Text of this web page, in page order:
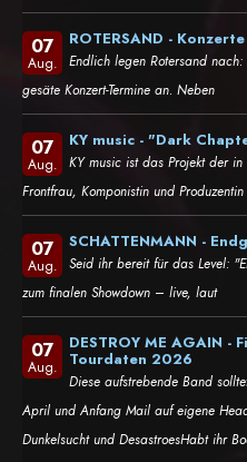
07
Aug.
ROTERSAND -
Endlich legen Rotersand
gesäte Konzert-Termine an. Neben
07
Aug.
KY music - "Dark
KY music ist das Projekt der
Frontfrau, Komponistin und Produzentin
07
Aug.
SCHATTENMANN -
Seid ihr bereit für das Level:
zum finalen Showdown – live, laut
07
Aug.
DESTROY ME AGAIN
Tourdaten 2026
Diese aufstrebende Band
April und Anfang Mail auf eigene
Dunkelsucht und DesastroesHabt ihr